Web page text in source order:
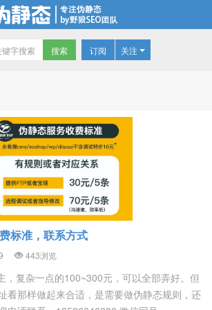
订阅 关注
标准，联系方式
443浏览
，复杂一点的100~300元，可以全部弄好。但
看那样做起来合适，是需要做伪静态规则，还